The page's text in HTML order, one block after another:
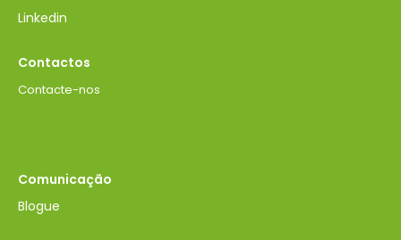
Linkedin
Contactos
Contacte-nos
Comunicação
Blogue